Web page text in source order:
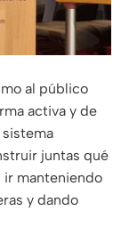
al público
activa y de
juntas qué
ir manteniendo
y dando